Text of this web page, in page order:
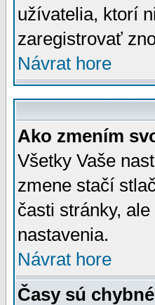
užívatelia, ktorí
zaregistrovať
Návrat hore
Ako zmením
Všetky Vaše
zmene stačí
časti stránky,
nastavenia.
Návrat hore
Časy sú